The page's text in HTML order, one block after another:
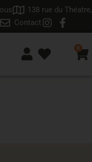
138 rue du
Contact
0